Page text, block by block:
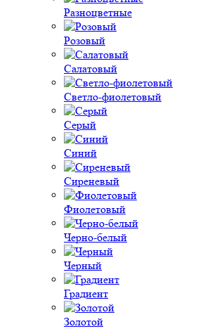
Разноцветные
Розовый
Салатовый
Светло-фиолетовый
Серый
Синий
Сиреневый
Фиолетовый
Черно-белый
Черный
Градиент
Золотой